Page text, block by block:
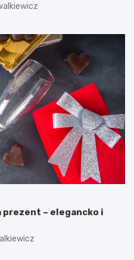
prezent – elegancko i